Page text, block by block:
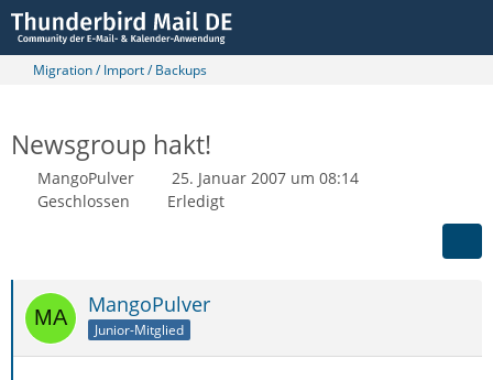
Migration / Import / Backups
Newsgroup hakt!
MangoPulver
25. Januar 2007 um 08:14
Geschlossen
Erledigt
MangoPulver
Junior-Mitglied